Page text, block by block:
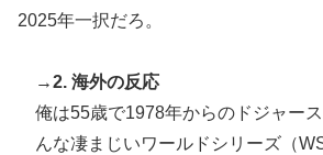
Aマッチは2敗で終＝韓国の反応
▶ ヒロアカの葉隠ちゃんって透明なう
▶ 海外「凄すぎる！」折り紙と並ぶあ
に海外がびっくり仰天
2025年一択だろ。
→2. 海外の反応
俺は55歳で1978年からのドジャー
んな凄まじいワールドシリーズ（